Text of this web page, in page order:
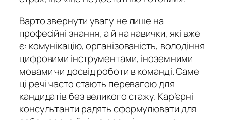
Варто звернути увагу не лише на
професійні знання, а й на навички, які вже
є: комунікацію, організованість, володіння
цифровими інструментами, іноземними
мовами чи досвід роботи в команді. Саме
ці речі часто стають перевагою для
кандидатів без великого стажу. Кар’єрні
консультанти радять сформулювати для